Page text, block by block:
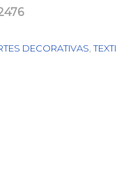
DECORATIVAS,